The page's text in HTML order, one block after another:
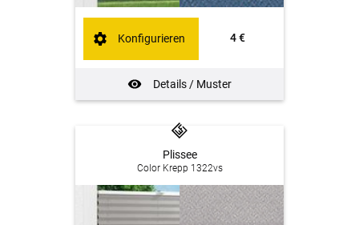
4 €
Details / Muster
Konfigurieren
Plissee
Color Krepp 1322vs